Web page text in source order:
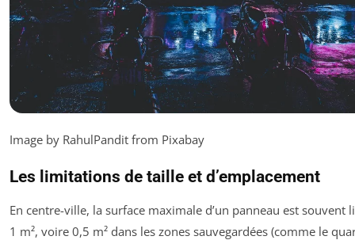
Image by RahulPandit from Pixabay
Les limitations de taille et d’emplacement
En centre-ville, la surface maximale d’un panneau est souvent
1 m², voire 0,5 m² dans les zones sauvegardées (comme le